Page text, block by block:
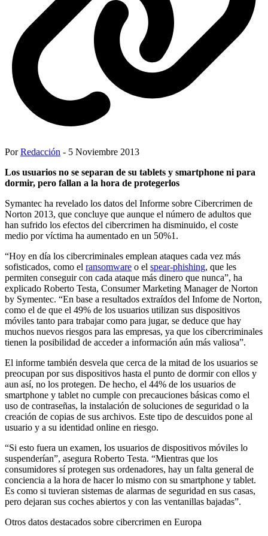
PorRedacción - 5 Noviembre 2013
Los usuarios no se separan de su tablets y smartphone ni para
dormir, pero fallan a la hora de protegerlos
Symantec ha revelado los datos del Informe sobre Cibercrimen de
Norton 2013, que concluye que aunque el número de adultos que
han sufrido los efectos del cibercrimen ha disminuido, el coste
medio por víctima ha aumentado en un 50%1.
“Hoy en día los cibercriminales emplean ataques cada vez más
sofisticados, como el ransomware o el spear-phishing, que les
permiten conseguir con cada ataque más dinero que nunca”, ha
explicado Roberto Testa, Consumer Marketing Manager de Norton
by Symentec. “En base a resultados extraídos del Infome de Norton,
como el de que el 49% de los usuarios utilizan sus dispositivos
móviles tanto para trabajar como para jugar, se deduce que hay
muchos nuevos riesgos para las empresas, ya que los cibercriminales
tienen la posibilidad de acceder a información aún más valiosa”.
El informe también desvela que cerca de la mitad de los usuarios se
preocupan por sus dispositivos hasta el punto de dormir con ellos y
aun así, no los protegen. De hecho, el 44% de los usuarios de
smartphone y tablet no cumple con precauciones básicas como el
uso de contraseñas, la instalación de soluciones de seguridad o la
creación de copias de sus archivos. Este tipo de descuidos pone al
usuario y a su identidad online en riesgo.
“Si esto fuera un examen, los usuarios de dispositivos móviles lo
suspenderían”, asegura Roberto Testa. “Mientras que los
consumidores sí protegen sus ordenadores, hay un falta general de
conciencia a la hora de hacer lo mismo con su smartphone y tablet.
Es como si tuvieran sistemas de alarmas de seguridad en sus casas,
pero dejaran sus coches abiertos y con las ventanillas bajadas”.
Otros datos destacados sobre cibercrimen en Europa